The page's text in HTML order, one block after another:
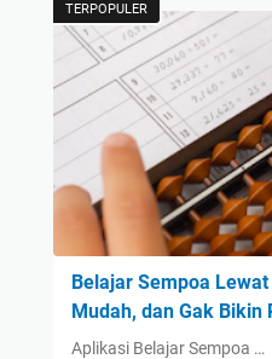
TERPOPULER
Belajar Sempoa
Mudah, dan Gak Bikin
Aplikasi Belajar Sempoa …